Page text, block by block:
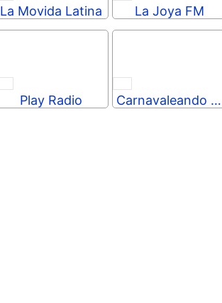
La Movida Latina La Joya FM
Play Radio Carnavaleando Radio